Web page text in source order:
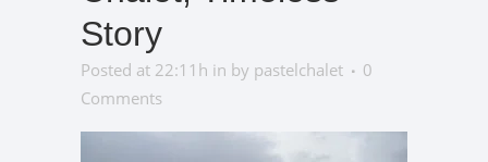
Story
Posted at 22:11h in by pastelchalet
0
Comments